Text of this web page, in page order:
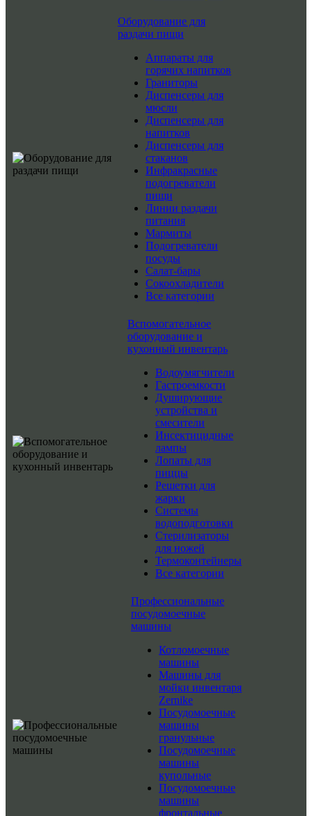
Оборудование для
раздачи пищи
Аппараты для
горячих напитков
Граниторы
Диспенсеры для
мюсли
Диспенсеры для
напитков
Диспенсеры для
стаканов
Инфракрасные
подогреватели
пищи
Линии раздачи
питания
Мармиты
Подогреватели
посуды
Салат-бары
Сокоохладители
Все категории
Вспомогательное
оборудование и
кухонный инвентарь
Водоумягчители
Гастроемкости
Душирующие
устройства и
смесители
Инсектицидные
лампы
Лопаты для
пиццы
Решетки для
жарки
Системы
водоподготовки
Стерилизаторы
для ножей
Термоконтейнеры
Все категории
Профессиональные
посудомоечные
машины
Котломоечные
машины
Машины для
мойки инвентаря
Zernike
Посудомоечные
машины
гранульные
Посудомоечные
машины
купольные
Посудомоечные
машины
фронтальные